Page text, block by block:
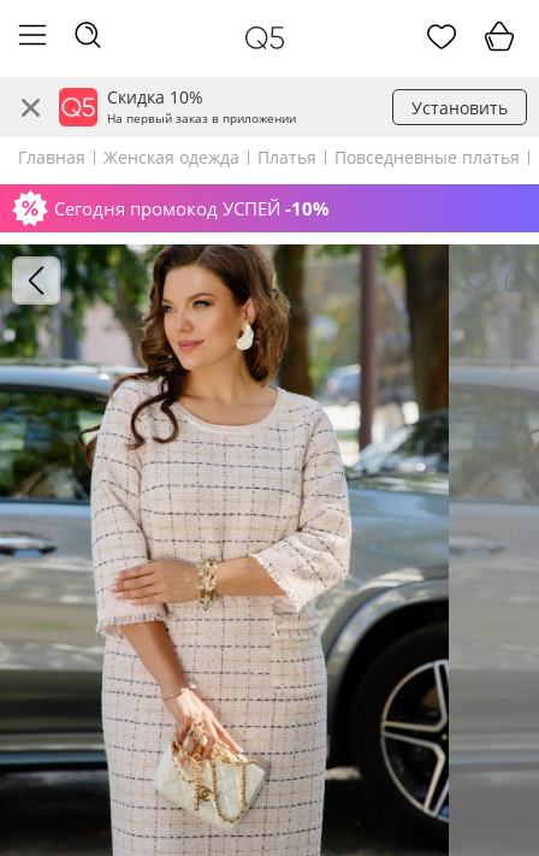
Скидка 10%
На первый заказ в приложении Установить
Главная Женская одежда Платья Повседневные платья
Сегодня промокод УСПЕЙ -10%